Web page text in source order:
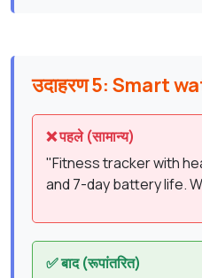
उदाहरण 5: Smart
❌ पहले (सामान्य)
"Fitness tracker with
and 7-day battery life.
✅ बाद (रूपांतरित)